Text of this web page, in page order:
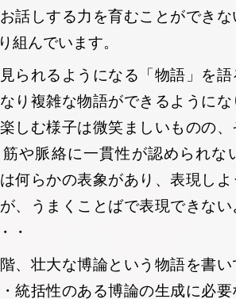
話しする力を育むことができ
組んでいます。
られるようになる「物語」を
り複雑な物語ができるように
しむ様子は微笑ましいものの
や脈絡に一貫性が認められな
何らかの表象があり、表現し
、うまくことばで表現できな
・
、壮大な博論という物語を書
統括性のある博論の生成に必